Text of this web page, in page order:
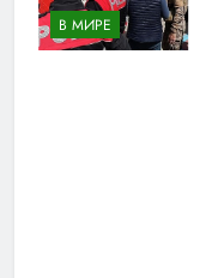
В МИРЕ